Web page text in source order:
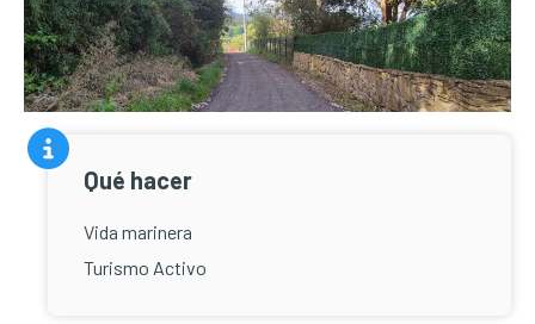
Qué hacer
Vida marinera
Turismo Activo